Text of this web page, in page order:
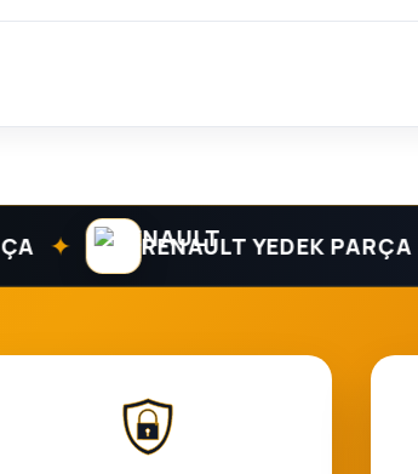
✦ RENAULT YEDEK PARÇA ✦